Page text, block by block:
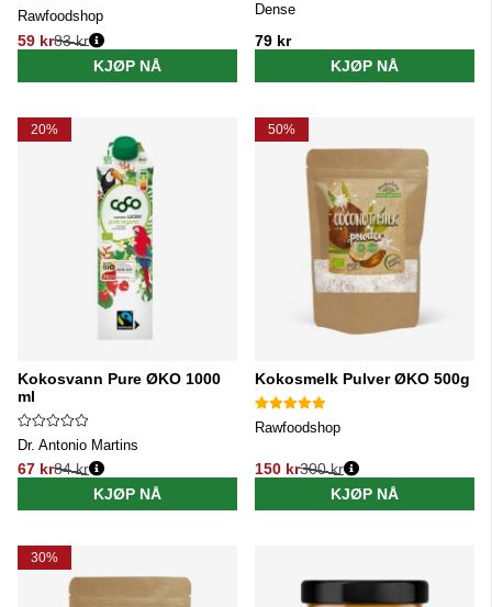
Rawfoodshop
59 kr
Vanlig pris:
83 kr
KJØP NÅ
Dense
79 kr
KJØP NÅ
20%
Kokosvann Pure ØKO 1000
ml
Dr. Antonio Martins
67 kr
Vanlig pris:
84 kr
KJØP NÅ
50%
Kokosmelk Pulver ØKO 500g
Rawfoodshop
150 kr
Vanlig pris:
300 kr
KJØP NÅ
30%